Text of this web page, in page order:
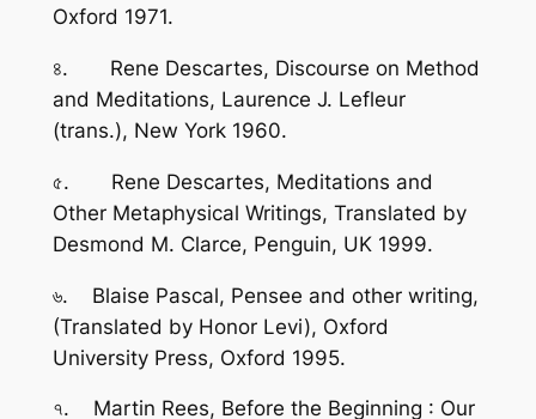
Oxford 1971.
৪. Rene Descartes, Discourse on Method
and Meditations, Laurence J. Lefleur
(trans.), New York 1960.
৫. Rene Descartes, Meditations and
Other Metaphysical Writings, Translated by
Desmond M. Clarce, Penguin, UK 1999.
৬. Blaise Pascal, Pensee and other writing,
(Translated by Honor Levi), Oxford
University Press, Oxford 1995.
৭. Martin Rees, Before the Beginning : Our